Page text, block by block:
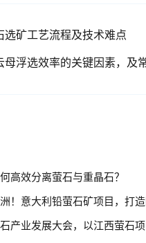
选矿工艺流程及技术难点
高效分离萤石与重晶石？